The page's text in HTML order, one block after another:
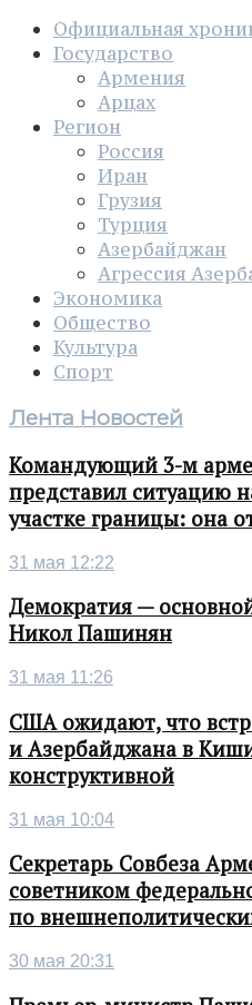
Официальная
Государство
Армения
Арцах
Регион
Россия
Иран
Грузия
Турция
Азербайджан
Агрессия
Экономика
Общество
Культура
Спорт
Лента Новостей
Командующий 3-м
представил ситуацию
участке границы: она
31 мая 12:22
Демократия —
Никол Пашинян
31 мая 11:26
США ожидают, что
и Азербайджана в
конструктивной
31 мая 10:04
Секретарь Совбеза
советником
по
30 мая 20:31